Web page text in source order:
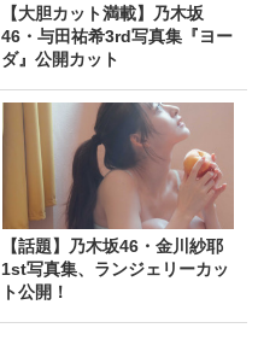
【大胆カット満載】乃木坂
46・与田祐希3rd写真集『ヨー
ダ』公開カット
【話題】乃木坂46・金川紗耶
1st写真集、ランジェリーカッ
ト公開！